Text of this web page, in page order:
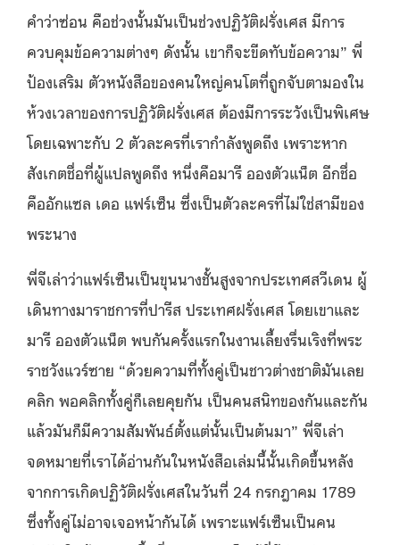
คำว่าซ่อน คือช่วงนั้นมันเป็นช่วงปฏิวัติฝรั่งเศส มีการ
ควบคุมข้อความต่างๆ ดังนั้น เขาก็จะขีดทับข้อความ” พี่
ป้องเสริม ตัวหนังสือของคนใหญ่คนโตที่ถูกจับตามองใน
ห้วงเวลาของการปฏิวัติฝรั่งเศส ต้องมีการระวังเป็นพิเศษ
โดยเฉพาะกับ 2 ตัวละครที่เรากำลังพูดถึง เพราะหาก
สังเกตชื่อที่ผู้แปลพูดถึง หนึ่งคือมารี อองตัวแน็ต อีกชื่อ
คืออักแซล เดอ แฟร์เซ็น ซึ่งเป็นตัวละครที่ไม่ใช่สามีของ
พระนาง
พี่จีเล่าว่าแฟร์เซ็นเป็นขุนนางชั้นสูงจากประเทศสวีเดน ผู้
เดินทางมาราชการที่ปารีส ประเทศฝรั่งเศส โดยเขาและ
มารี อองตัวแน็ต พบกันครั้งแรกในงานเลี้ยงรื่นเริงที่พระ
ราชวังแวร์ซาย “ด้วยความที่ทั้งคู่เป็นชาวต่างชาติมันเลย
คลิก พอคลิกทั้งคู่ก็เลยคุยกัน เป็นคนสนิทของกันและกัน
แล้วมันก็มีความสัมพันธ์ตั้งแต่นั้นเป็นต้นมา” พี่จีเล่า
จดหมายที่เราได้อ่านกันในหนังสือเล่มนี้นั้นเกิดขึ้นหลัง
จากการเกิดปฏิวัติฝรั่งเศสในวันที่ 24 กรกฎาคม 1789
ซึ่งทั้งคู่ไม่อาจเจอหน้ากันได้ เพราะแฟร์เซ็นเป็นคน